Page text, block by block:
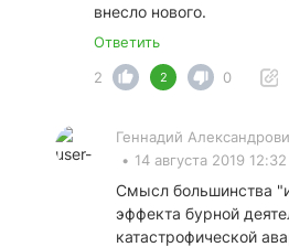
внесло нового.
Ответить
2
2 0
Геннадий
• 14 августа 2019 12:32
Смысл большинства
эффекта бурной
катастрофической